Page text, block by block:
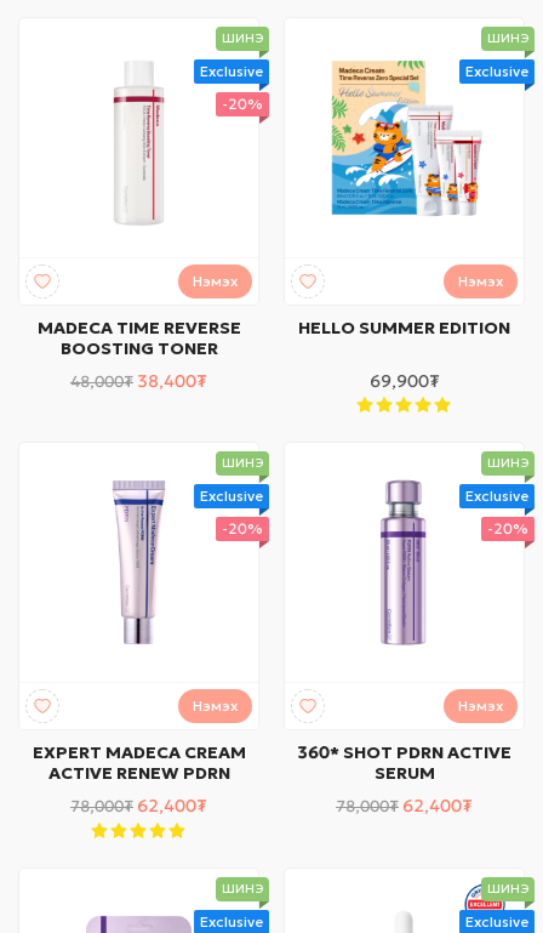
ШИНЭ
Exclusive
-20%
Нэмэх
MADECA TIME REVERSE
BOOSTING TONER
48,000₮ 38,400₮
ШИНЭ
Exclusive
Нэмэх
HELLO SUMMER EDITION
69,900₮
ШИНЭ
Exclusive
-20%
Нэмэх
EXPERT MADECA CREAM
ACTIVE RENEW PDRN
78,000₮ 62,400₮
ШИНЭ
Exclusive
-20%
Нэмэх
360* SHOT PDRN ACTIVE
SERUM
78,000₮ 62,400₮
ШИНЭ
Exclusive
ШИНЭ
Exclusive